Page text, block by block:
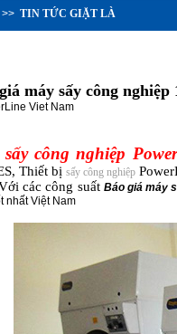
>> TIN TỨC GIẶT LÀ
máy sấy công
Viet Nam
sấy công nghiệp
Thiết bịsấy công nghiệp
các công suất Báo giá máy
nhất Việt Nam